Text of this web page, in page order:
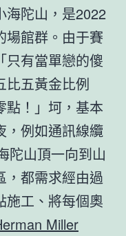
陀山，是2022
場館群。由于賽
只有當單戀的傻
比五黃金比例
點！」坷，基本
，例如通訊線纜
陀山頂一向到山
，都需求經由過
施工、將每個奧
Miller